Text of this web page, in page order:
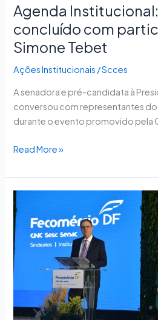
Agenda
concluído com
Simone Tebet
Ações Institucionais /Scces
A senadora e pré-candidata à
conversou com representantes
durante o evento promovido pela
Read More »
Com
o
Sistema
Fecomércio-
DF
unido,
Aparecido
Freire